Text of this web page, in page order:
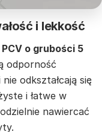
i lekkość
o grubości 5
odporność
odkształcają się
i łatwe w
nawiercać